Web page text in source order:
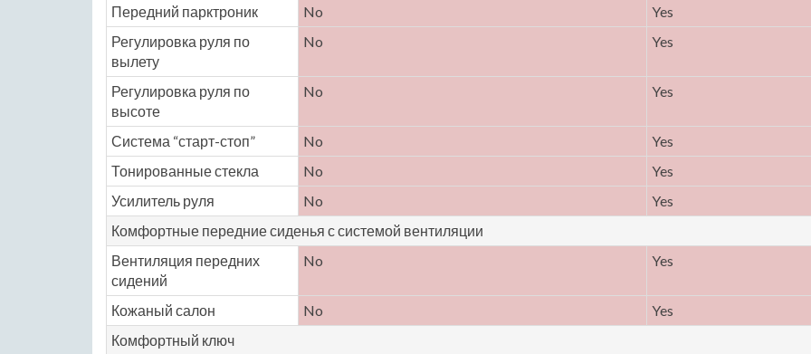
Передний парктроник
No
Yes
Регулировка руля по
вылету
No Yes
Регулировка руля по
высоте
No Yes
Система “старт-стоп” No
Yes
Тонированные стекла
No
Yes
Усилитель руля
No
Yes
Комфортные передние сиденья с системой вентиляции
Вентиляция передних
сидений
No Yes
Кожаный салон No
Yes
Комфортный ключ